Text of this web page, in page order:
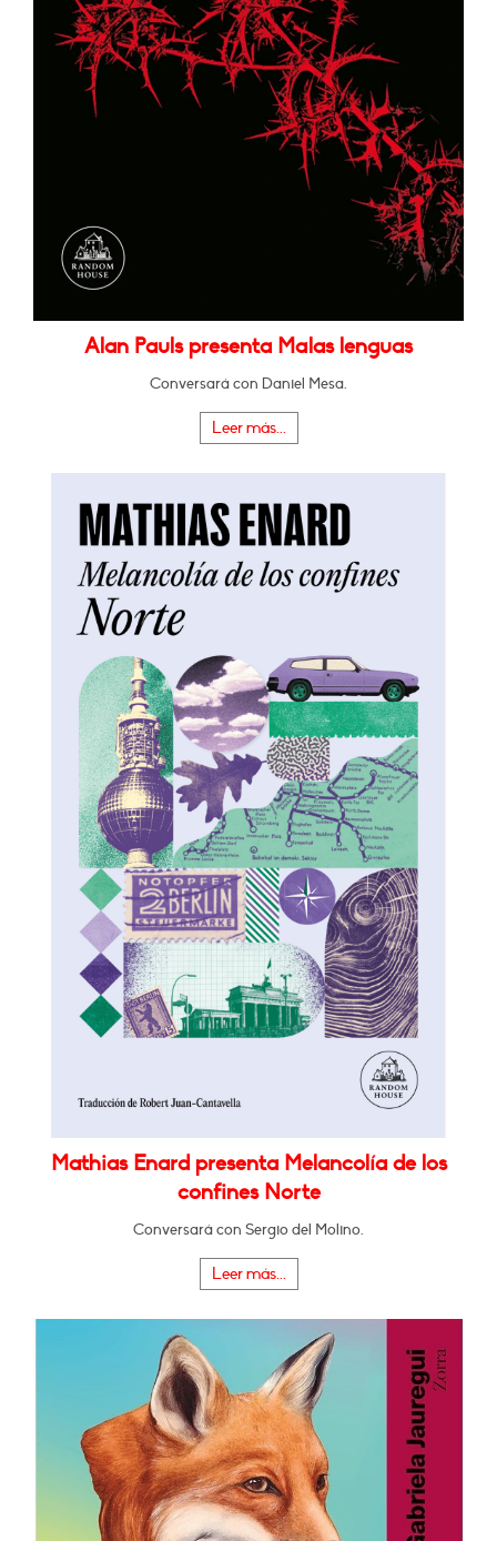
Alan Pauls presenta Malas lenguas
Conversará con Daniel Mesa.
Leer más...
Mathias Enard presenta Melancolía de los
confines Norte
Conversará con Sergio del Molino.
Leer más...